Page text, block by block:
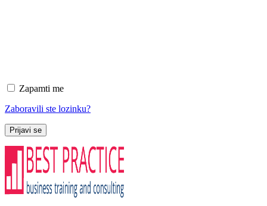
Zapamti me
Zaboravili ste lozinku?
Prijavi se